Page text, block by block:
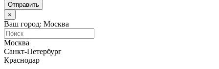
Отправить
×
Ваш город: Москва
Москва
Санкт-Петербург
Краснодар